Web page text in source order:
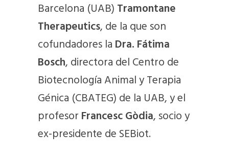
Barcelona (UAB) Tramontane
Therapeutics, de la que son
cofundadores la Dra. Fátima
Bosch, directora del Centro de
Biotecnología Animal y Terapia
Génica (CBATEG) de la UAB, y el
profesor Francesc Gòdia, socio y
ex-presidente de SEBiot.